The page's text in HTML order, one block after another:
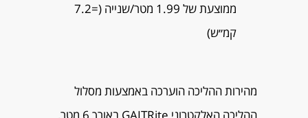
ממוצעת של 1.99 מטר/שנייה (=7.2
קמ״ש)
מהירות ההליכה הוערכה באמצעות מסלול